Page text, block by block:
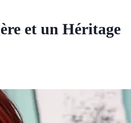
et un Héritage